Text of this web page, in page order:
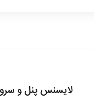
لایسنس پنل و